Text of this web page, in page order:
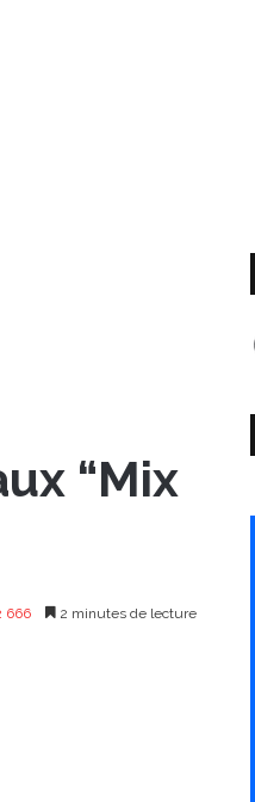
“Mix
666 2 minutes de lecture